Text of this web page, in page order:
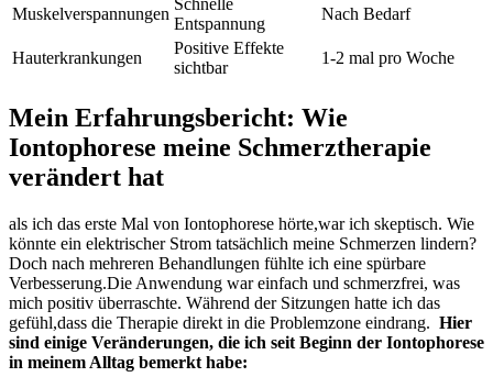
Muskelverspannungen
Entspannung
Nach Bedarf
Hauterkrankungen
Positive Effekte
sichtbar
1-2 mal‍ pro Woche
Mein Erfahrungsbericht: Wie
Iontophorese meine Schmerztherapie
verändert hat
als ich ‌das erste Mal von Iontophorese hörte,war ich skeptisch. Wie‍
könnte ein elektrischer Strom tatsächlich meine Schmerzen lindern?
Doch nach mehreren Behandlungen fühlte ich eine spürbare
Verbesserung.Die Anwendung war einfach und schmerzfrei, was‍
mich positiv überraschte. Während der Sitzungen hatte ich das
gefühl,dass die Therapie direkt in die Problemzone eindrang. ​ Hier
sind einige Veränderungen, die ich seit Beginn der Iontophorese
in meinem Alltag bemerkt habe: